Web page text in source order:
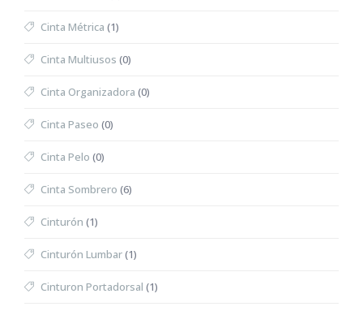
Cinta Métrica (1)
Cinta Multiusos (0)
Cinta Organizadora (0)
Cinta Paseo (0)
Cinta Pelo (0)
Cinta Sombrero (6)
Cinturón (1)
Cinturón Lumbar(1)
Cinturon Portadorsal (1)